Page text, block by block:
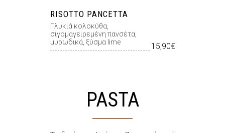
RISOTTO PANCETTA
Γλυκιά κολοκύθα,
σιγομαγειρεμένη πανσέτα,
μυρωδικά, ξύσμα lime
15,90€
PASTA